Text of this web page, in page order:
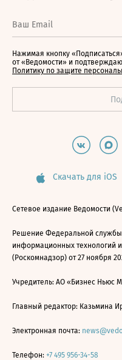
Нажимая кнопку
от «Ведомости» и
Политику по защите
Скачать для iOS
Сетевое издание Ведомости
Решение Федеральной
информационных технологий
(Роскомнадзор) от 27 ноября
Учредитель: АО «Бизнес Ньюс
Главный редактор: Казьмина
Электронная почта:
Телефон: +7 495 956-34-58